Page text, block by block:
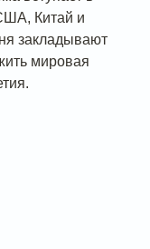
Китай и
закладывают
мировая